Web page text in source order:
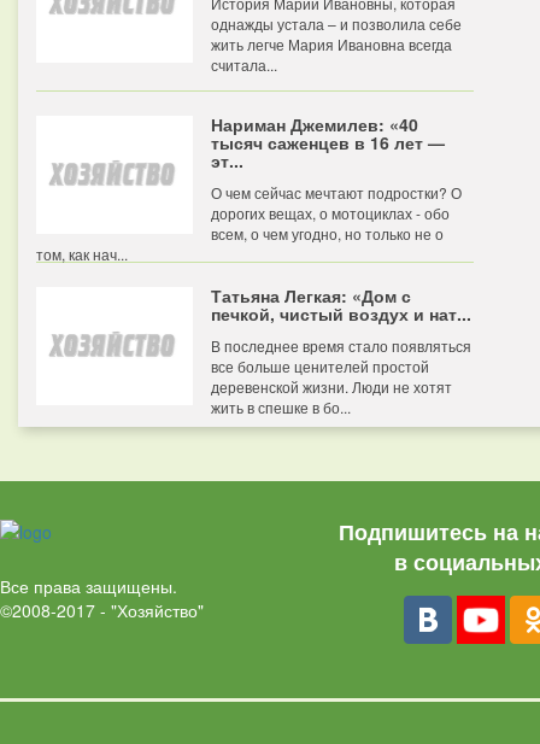
однажды устала – и позволила себе
жить легче Мария Ивановна всегда
считала...
Нариман Джемилев: «40
тысяч саженцев в 16 лет —
эт...
О чем сейчас мечтают подростки? О
дорогих вещах, о мотоциклах - обо
всем, о чем угодно, но только не о
том, как нач...
Татьяна Легкая: «Дом с
печкой, чистый воздух и нат...
В последнее время стало появляться
все больше ценителей простой
деревенской жизни. Люди не хотят
жить в спешке в бо...
Все права защищены.
©2008-2017 - "Хозяйство"
Подпишитесь на
в